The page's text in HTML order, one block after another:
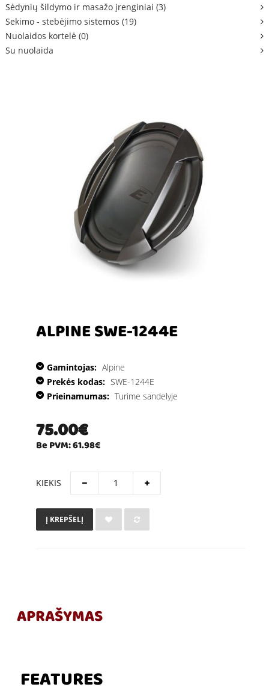
Sėdynių šildymo ir masažo įrenginiai (3)
Sekimo - stebėjimo sistemos (19)
Nuolaidos kortelė (0)
Su nuolaida
ALPINE SWE-1244E
Gamintojas: Alpine
Prekės kodas: SWE-1244E
Prieinamumas: Turime sandelyje
75.00€
Be PVM: 61.98€
KIEKIS
Į KREPŠELĮ
APRAŠYMAS
FEATURES